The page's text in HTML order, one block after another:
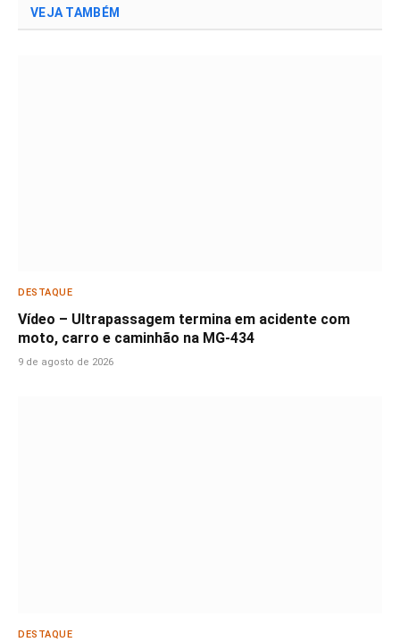
VEJA TAMBÉM
DESTAQUE
Vídeo – Ultrapassagem termina em acidente com
moto, carro e caminhão na MG-434
9 de agosto de 2026
DESTAQUE